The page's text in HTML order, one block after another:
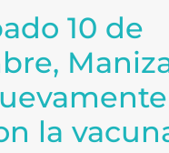
10 de
la